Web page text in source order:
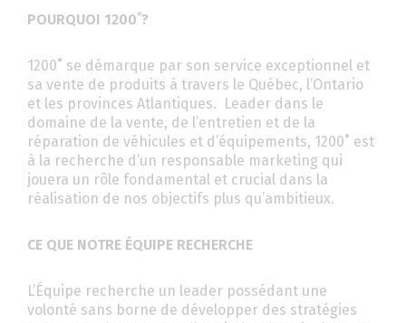
POURQUOI 1200˚?
1200˚ se démarque par son service exceptionnel et
sa vente de produits à travers le Québec, l’Ontario
et les provinces Atlantiques. Leader dans le
domaine de la vente, de l’entretien et de la
réparation de véhicules et d’équipements, 1200˚ est
à la recherche d’un responsable marketing qui
jouera un rôle fondamental et crucial dans la
réalisation de nos objectifs plus qu’ambitieux.
CE QUE NOTRE ÉQUIPE RECHERCHE
L’Équipe recherche un leader possédant une
volonté sans borne de développer des stratégies